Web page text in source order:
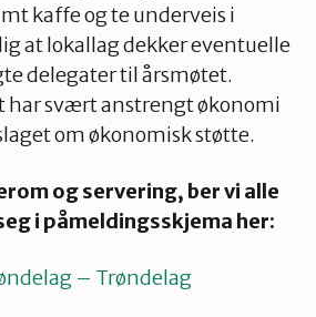
kaffe og te underveis i
at lokallag dekker eventuelle
delegater til årsmøtet.
har svært anstrengt økonomi
om økonomisk støtte.
og servering, ber vi alle
i påmeldingsskjema her:
– Trøndelag